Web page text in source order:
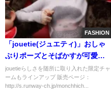
FASHION
「jouetie(ジュエティ)」おしゃ
ぶりポーズとそばかすが可愛ら
しい『モンチッチ』とのコラボ
レーションアイテム予約スター
ト
jouetieらしさを随所に取り入れた限定チャ
ームもラインアップ 販売ページ：
http://s.runway-ch.jp/monchhich...